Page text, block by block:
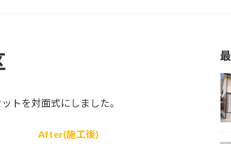
トを対面式にしました。
After(施工後)